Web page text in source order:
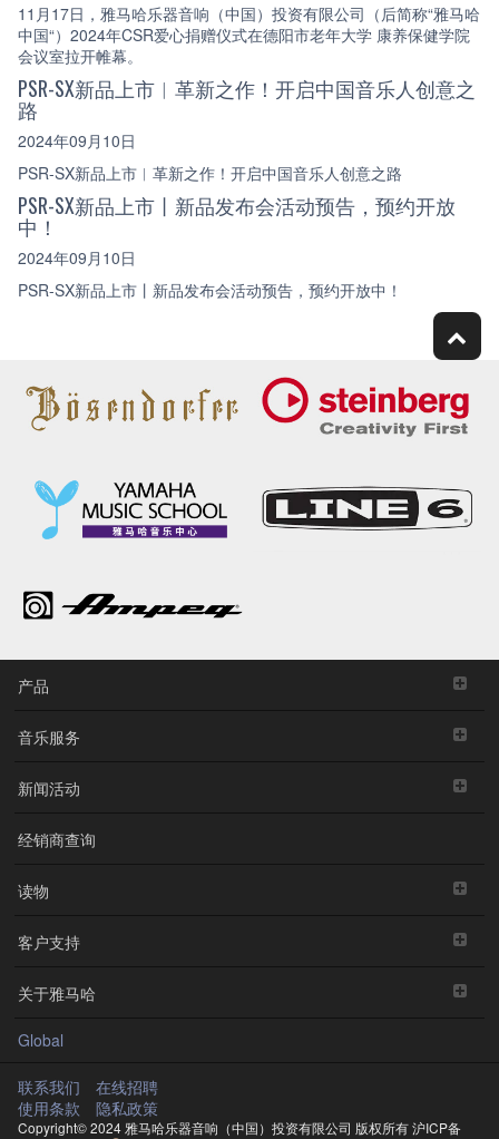
11月17日，雅马哈乐器音响（中国）投资有限公司（后简称“雅马哈
中国“）2024年CSR爱心捐赠仪式在德阳市老年大学 康养保健学院
会议室拉开帷幕。
PSR-SX新品上市︱革新之作！开启中国音乐人创意之
路
2024年09月10日
PSR-SX新品上市︱革新之作！开启中国音乐人创意之路
PSR-SX新品上市丨新品发布会活动预告，预约开放
中！
2024年09月10日
PSR-SX新品上市丨新品发布会活动预告，预约开放中！
产品
音乐服务
新闻活动
经销商查询
读物
客户支持
关于雅马哈
Global
联系我们
在线招聘
使用条款
隐私政策
Copyright© 2024 雅马哈乐器音响（中国）投资有限公司 版权所有沪ICP备